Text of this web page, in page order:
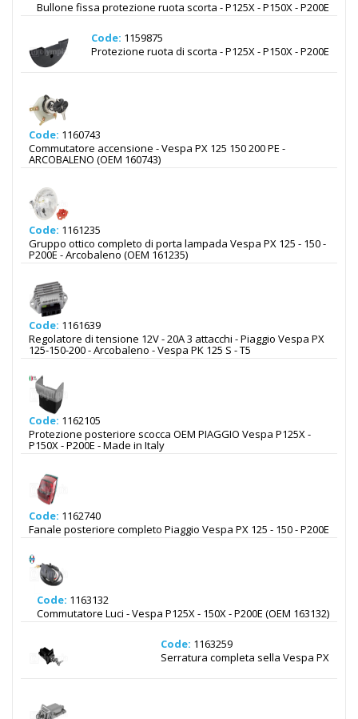
Bullone fissa protezione ruota scorta - P125X - P150X - P200E
Code: 1159875
Protezione ruota di scorta - P125X - P150X - P200E
Code: 1160743
Commutatore accensione - Vespa PX 125 150 200 PE -
ARCOBALENO (OEM 160743)
Code: 1161235
Gruppo ottico completo di porta lampada Vespa PX 125 - 150 -
P200E - Arcobaleno (OEM 161235)
Code: 1161639
Regolatore di tensione 12V - 20A 3 attacchi - Piaggio Vespa PX
125-150-200 - Arcobaleno - Vespa PK 125 S - T5
Code: 1162105
Protezione posteriore scocca OEM PIAGGIO Vespa P125X -
P150X - P200E - Made in Italy
Code: 1162740
Fanale posteriore completo Piaggio Vespa PX 125 - 150 - P200E
Code: 1163132
Commutatore Luci - Vespa P125X - 150X - P200E (OEM 163132)
Code: 1163259
Serratura completa sella Vespa PX